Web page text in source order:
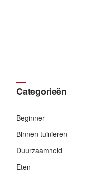
Categorieën
Beginner
Binnen tuinieren
Duurzaamheid
Eten